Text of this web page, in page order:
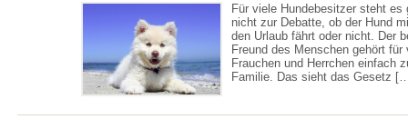
Für viele Hundebesitzer steht es
nicht zur Debatte, ob der Hund
den Urlaub fährt oder nicht. Der
Freund des Menschen gehört für
Frauchen und Herrchen einfach
Familie. Das sieht das Gesetz